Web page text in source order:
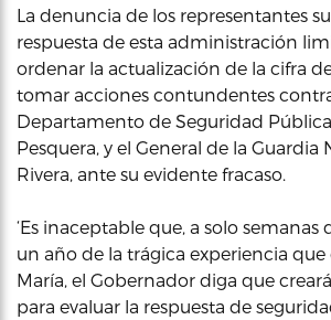
La denuncia de los representantes
respuesta de esta administración
ordenar la actualización de la cifra
tomar acciones contundentes
Departamento de Seguridad
Pesquera, y el General de la Guardia
Rivera, ante su evidente fracaso.
‘Es inaceptable que, a solo semanas
un año de la trágica experiencia
María, el Gobernador diga que
para evaluar la respuesta de